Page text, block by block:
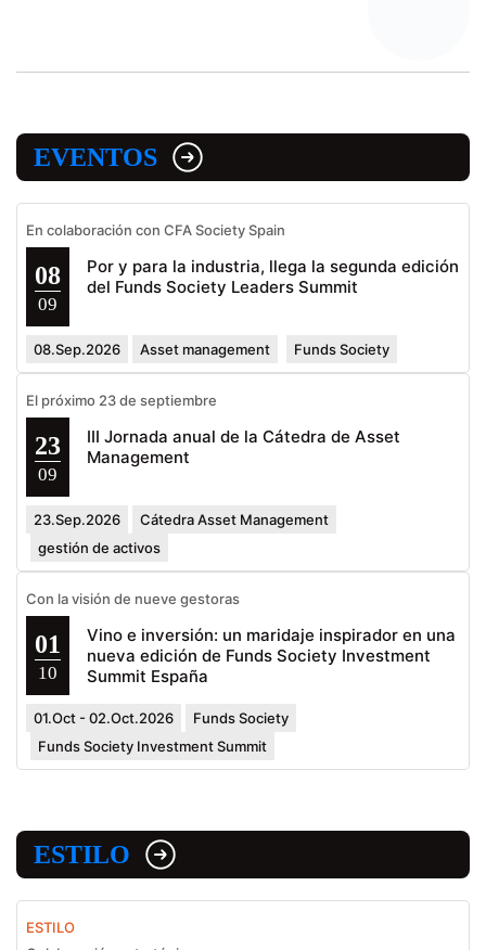
EVENTOS
En colaboración con CFA Society Spain
08
09
Por y para la industria, llega la segunda edición
del Funds Society Leaders Summit
08.Sep.2026 Asset management Funds Society
El próximo 23 de septiembre
23
09
III Jornada anual de la Cátedra de Asset
Management
23.Sep.2026
Cátedra Asset Management
gestión de activos
Con la visión de nueve gestoras
01
10
Vino e inversión: un maridaje inspirador en una
nueva edición de Funds Society Investment
Summit España
01.Oct - 02.Oct.2026
Funds Society
Funds Society Investment Summit
ESTILO
ESTILO